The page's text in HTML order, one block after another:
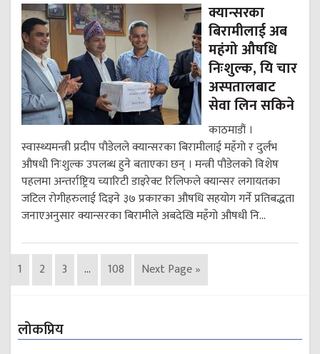
क्यान्सरका
बिरामीलाई अब
महंगो औषधि
निःशुल्क, यि चार
अस्पतालबाट
सेवा लिन सकिने
काठमाडौं ।
स्वास्थ्यमन्त्री प्रदीप पौडेलले क्यान्सरका बिरामीलाई महँगो र दुर्लभ
औषधी निःशुल्क उपलब्ध हुने बताएका छन् । मन्त्री पौडेलको विशेष
पहलमा अन्तर्राष्ट्रिय च्यारिटी डाइरेक्ट रिलिफले क्यान्सर लगायतका
जटिल रोगीहरुलाई दिइने ३७ प्रकारका औषधि सहयोग गर्ने प्रतिबद्धता
जनाएअनुसार क्यान्सरका बिरामीले अबदेखि महँगो औषधी नि...
1 2 3 … 108 Next Page »
लोकप्रिय